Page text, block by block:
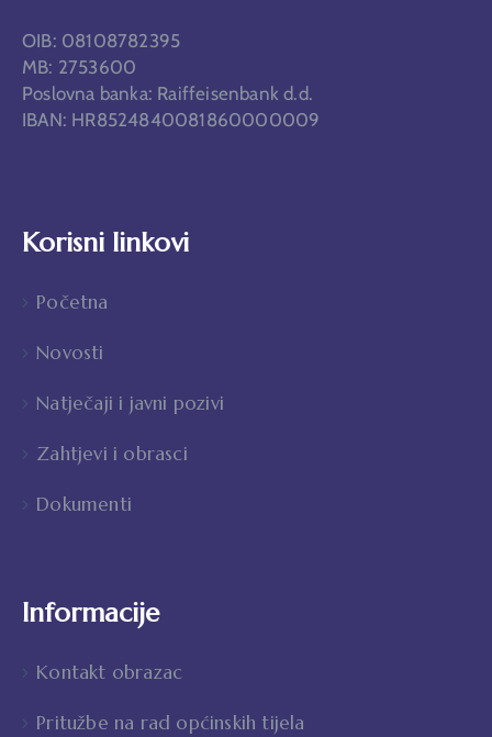
OIB: 08108782395
MB: 2753600
Poslovna banka: Raiffeisenbank d.d.
IBAN: HR8524840081860000009
Korisni linkovi
Početna
Novosti
Natječaji i javni pozivi
Zahtjevi i obrasci
Dokumenti
Informacije
Kontakt obrazac
Pritužbe na rad općinskih tijela